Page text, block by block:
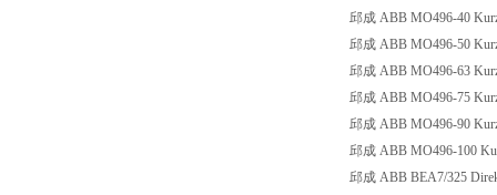
邱成 ABB MO496-40
邱成 ABB MO496-50
邱成 ABB MO496-63
邱成 ABB MO496-75
邱成 ABB MO496-90
邱成 ABB MO496-100
邱成 ABB BEA7/325